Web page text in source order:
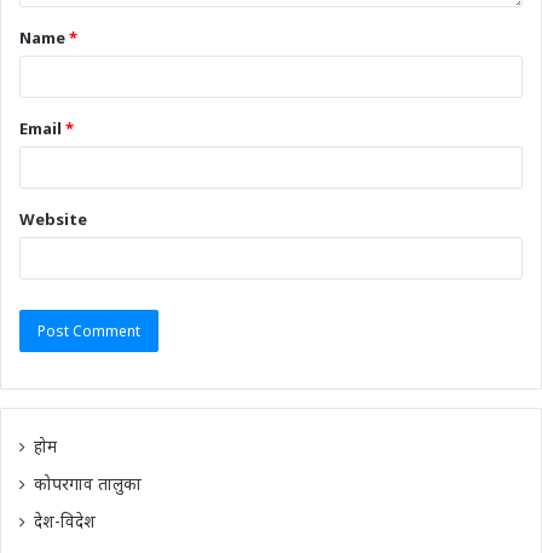
Name*
Email *
Website
होम
कोपरगाव तालुका
देश-विदेश